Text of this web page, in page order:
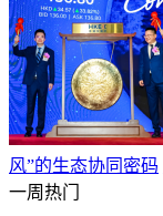
风”的生态协同密码
一周热门